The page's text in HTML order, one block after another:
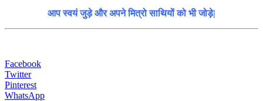
आप स्वयं जुड़े और अपने मित्रो साथियों को भी जोड़े|
Facebook
Twitter
Pinterest
WhatsApp